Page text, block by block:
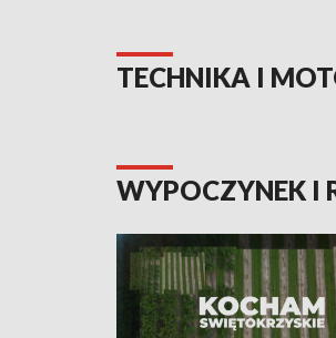
TECHNIKA I
WYPOCZYNEK I